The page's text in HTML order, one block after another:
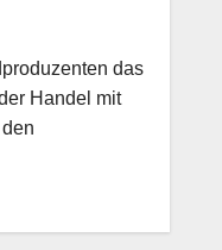
das
Handel mit